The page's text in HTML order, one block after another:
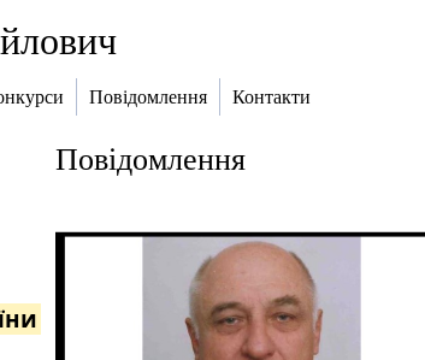
Повідомлення Контакти
Повідомлення